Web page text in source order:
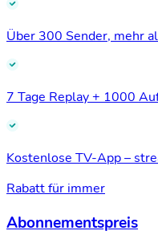
Über 300 Sender, mehr
7 Tage Replay + 1000
Kostenlose TV-App –
Rabatt für immer
Abonnementspreis